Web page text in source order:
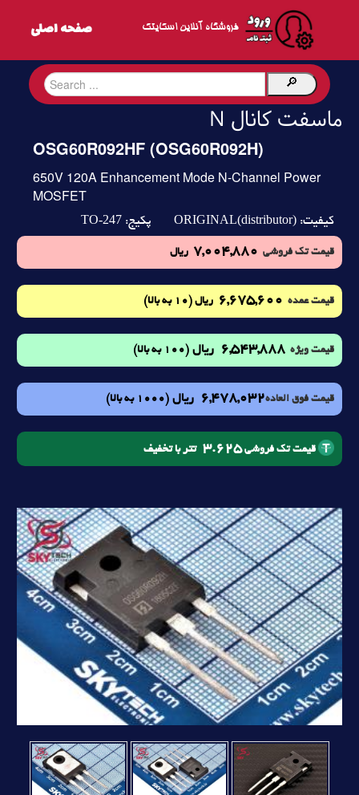
فروشگاه آنلاین اسکایتک
ماسفت کانال N
OSG60R092HF (OSG60R092H)
650V 120A Enhancement Mode N-Channel Power
MOSFET
کیفیت: ORIGINAL(distributor) پکیج: TO-247
قیمت تک فروشی 7,004,880 ریال
قیمت عمده 6,675,600 ریال (10 به بالا)
قیمت ویژه 6,543,888 ریال (100 به بالا)
قیمت فوق العاده6,478,032 ریال (1000 به بالا)
قیمت تک فروشی3.625 تتر با تخفیف